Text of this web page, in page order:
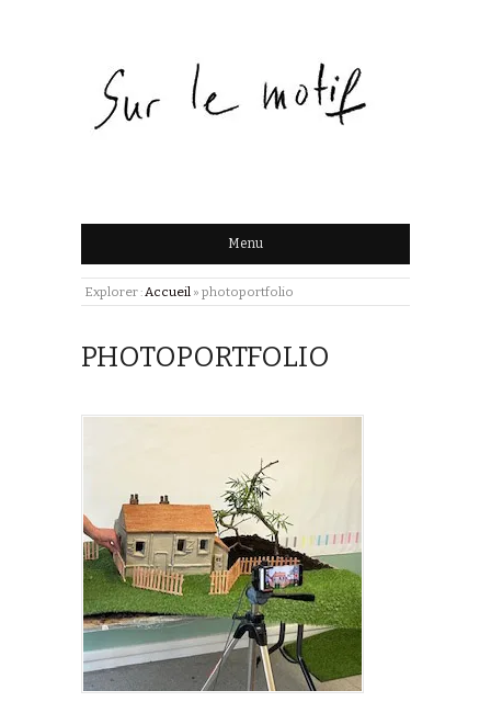
Menu
Explorer :Accueil » photoportfolio
PHOTOPORTFOLIO